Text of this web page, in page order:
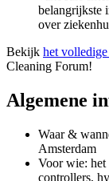
belangrijkste
over
Bekijk het
Cleaning Forum!
Algemene
Waar &
Amsterdam
Voor wie: het
controllers,